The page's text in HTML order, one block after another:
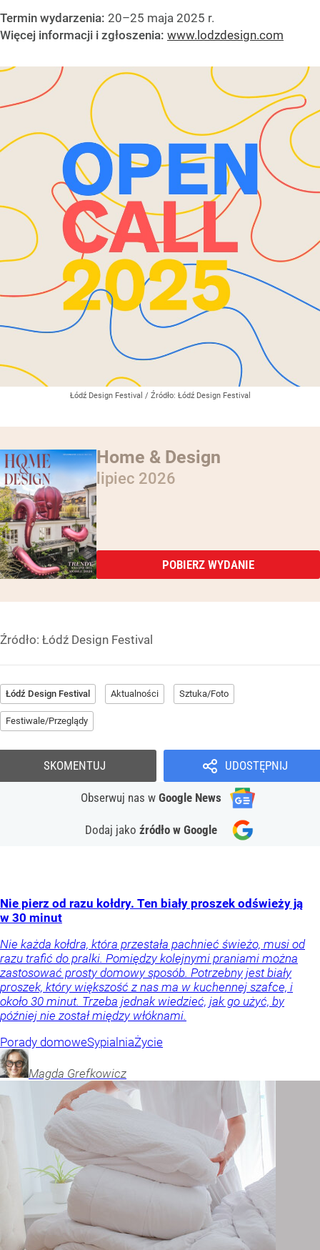
Termin wydarzenia: 20–25 maja 2025 r.
Więcej informacji i zgłoszenia: www.lodzdesign.com
Łódź Design Festival / Źródło: Łódź Design Festival
Home & Design
lipiec 2026
POBIERZ WYDANIE
Źródło: Łódź Design Festival
Łódź Design Festival Aktualności Sztuka/Foto
Festiwale/Przeglądy
UDOSTĘPNIJ
Obserwuj nas w Google News
Dodaj jako źródło w Google
SKOMENTUJ
Nie pierz od razu kołdry. Ten biały proszek odświeży ją
w 30 minut
Nie każda kołdra, która przestała pachnieć świeżo, musi od
razu trafić do pralki. Pomiędzy kolejnymi praniami można
zastosować prosty domowy sposób. Potrzebny jest biały
proszek, który większość z nas ma w kuchennej szafce, i
około 30 minut. Trzeba jednak wiedzieć, jak go użyć, by
później nie został między włóknami.
Porady domoweSypialniaŻycie
Magda Grefkowicz